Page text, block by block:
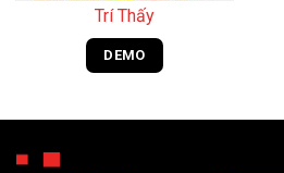
Trí Thấy
DEMO